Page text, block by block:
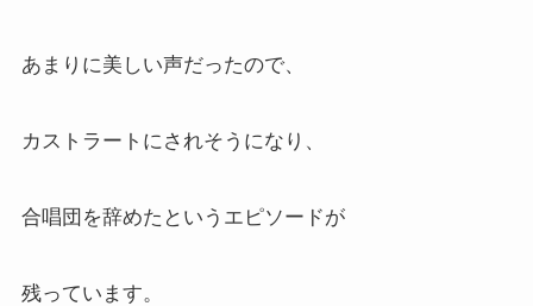
あまりに美しい声だったので、
カストラートにされそうになり、
合唱団を辞めたというエピソードが
残っています。